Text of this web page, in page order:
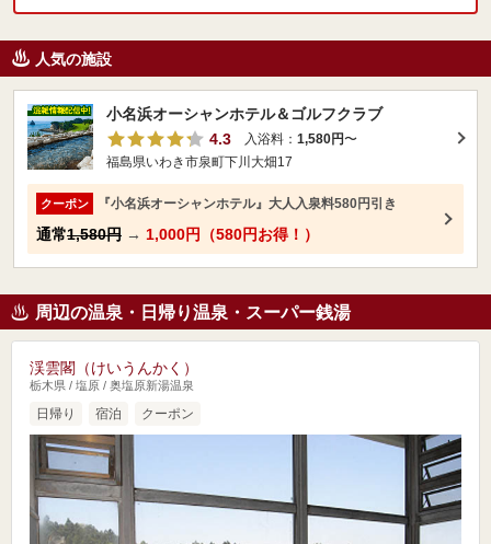
人気の施設
小名浜オーシャンホテル＆ゴルフクラブ
4.3
入浴料： 1,580円〜
福島県いわき市泉町下川大畑17
クーポン 『小名浜オーシャンホテル』大人入泉料580円引き
通常1,580円 → 1,000円（580円お得！）
周辺の温泉・日帰り温泉・スーパー銭湯
渓雲閣（けいうんかく）
栃木県 / 塩原 / 奥塩原新湯温泉
日帰り 宿泊 クーポン